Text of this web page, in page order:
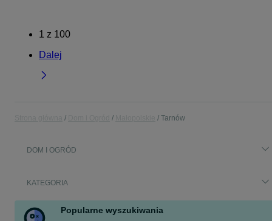
1 z 100
Dalej
Tarnów
DOM I OGRÓD
KATEGORIA
Popularne wyszukiwania